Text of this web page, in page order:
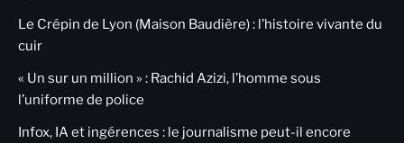
Le Crépin de Lyon (Maison Baudière) : l’histoire vivante du
cuir
« Un sur un million » : Rachid Azizi, l’homme sous
l’uniforme de police
Infox, IA et ingérences : le journalisme peut-il encore